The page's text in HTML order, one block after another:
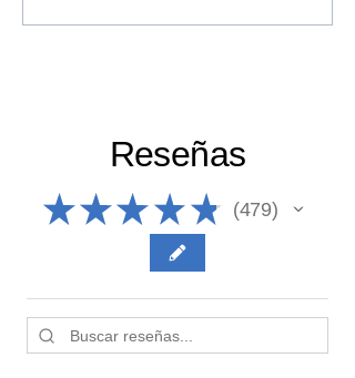
en estadística para aplicar
Reseñas
★ ★ ★ ★ ★ 479
479